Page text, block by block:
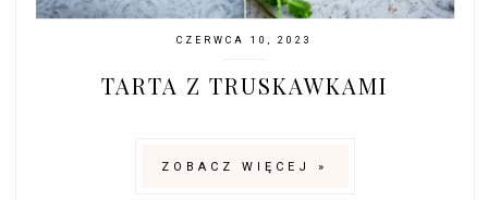
CZERWCA 10, 2023
TARTA Z TRUSKAWKAMI
ZOBACZ WIĘCEJ »